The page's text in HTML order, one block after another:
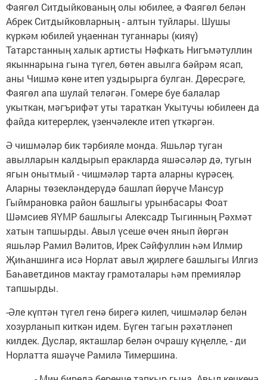
Фаягөл Ситдыйкованың олы юбилее, ә Фаягөл белән
Абрек Ситдыйковларның - алтын туйлары. Шушы
күркәм юбилей уңаеннан туганнары (кияү)
Татарстанның халык артисты Нәфкать Нигъмәтуллин
якыннарына гына түгел, бөтен авылга бәйрәм ясап,
аны Чишмә көне итеп уздырырга булган. Дөресрәге,
Фаягөл апа шулай теләгән. Гомере буе балалар
укыткан, мәгърифәт уты тараткан Укытучы юбилеен да
файда китерерлек, үзенчәлекле итеп үткәргән.
Ә чишмәләр бик тәрбияле монда. Яшьләр туган
авылларын калдырып еракларда яшәсәләр дә, тугын
ягын онытмый - чишмәләр тарта аларны күрәсең.
Аларны төзекләндерүдә башлап йөрүче Мансур
Гыймрановка район башлыгы урынбасары Фоат
Шәмсиев ЯҮМР башлыгы Алексадр Тыгинның Рәхмәт
хатын тапшырды. Авыл үсеше өчен янып йөргән
яшьләр Рамил Вәлитов, Ирек Сәйфуллин һәм Илмир
Җиһаншинга исә Норлат авыл җирлеге башлыгы Илгиз
Баһаветдинов мактау грамоталары һәм премияләр
тапшырды.
-Әле күптән түгел генә бирегә килеп, чишмәләр белән
хозурланып киткән идем. Бүген тагын рәхәтләнеп
килдек. Дуслар, якташлар белән очрашу күңелле, - ди
Норлатта яшәүче Рамилә Тимершина.